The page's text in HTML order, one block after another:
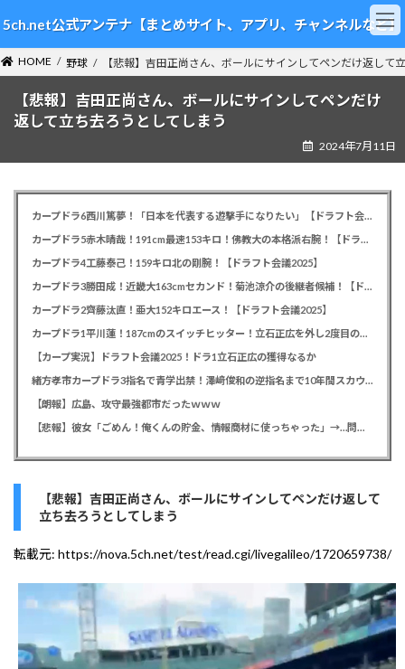
ン
テ
ン
ツ
ビ
ゲ
ー
シ
5ch.net公式アンテナ【まとめサイト、アプリ、チャンネルなど】
HOME 野球 【悲報】吉田正尚さん、ボールにサインしてペンだけ返して
【悲報】吉田正尚さん、ボールにサインしてペンだけ
返して立ち去ろうとしてしまう
2024年7月11日
カープドラ6西川篤夢！「日本を代表する遊撃手になりたい」【ドラフト会議2025】
カープドラ5赤木晴哉！191cm最速153キロ！佛教大の本格派右腕！【ドラフト会議2025】
カープドラ4工藤泰己！159キロ北の剛腕！【ドラフト会議2025】
カープドラ3勝田成！近畿大163cmセカンド！菊池涼介の後継者候補！【ドラフト会議2025】
カープドラ2齊藤汰直！亜大152キロエース！【ドラフト会議2025】
カープドラ1平川蓮！187cmのスイッチヒッター！立石正広を外し2度目の重複も新井監督がクジを引き当てる！【ドラフト会議2025】
【カープ実況】ドラフト会議2025！ドラ1立石正広の獲得なるか
緒方孝市カープドラ3指名で青学出禁！澤﨑俊和の逆指名まで10年間スカウト出禁
【朗報】広島、攻守最強都市だったｗｗｗ
【悲報】彼女「ごめん！俺くんの貯金、情報商材に使っちゃった」→…問い詰めたらギャン泣きされたんだが俺が悪いのか？
【悲報】吉田正尚さん、ボールにサインしてペンだけ返して
立ち去ろうとしてしまう
転載元: https://nova.5ch.net/test/read.cgi/livegalileo/1720659738/